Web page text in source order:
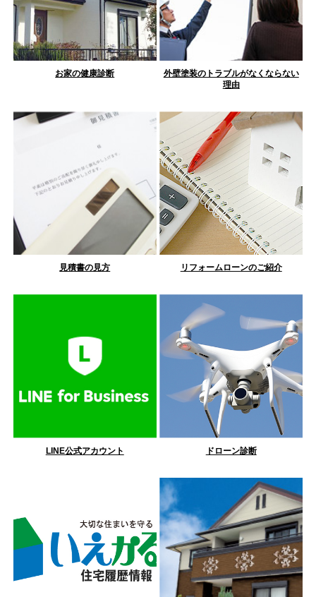
お家の健康診断
外壁塗装のトラブルがなくならない
理由
見積書の見方 リフォームローンのご紹介
LINE公式アカウント ドローン診断